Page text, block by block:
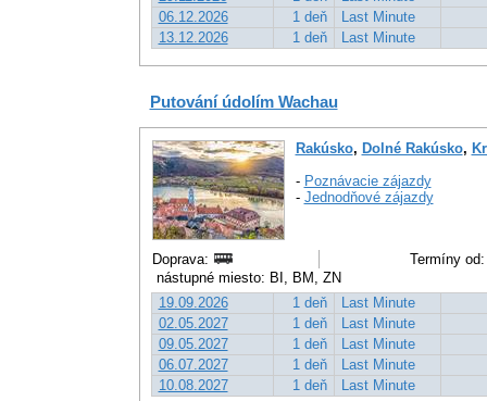
06.12.2026
1 deň
Last Minute
13.12.2026
1 deň Last Minute
Putování údolím Wachau
Rakúsko, Dolné Rakúsko,
- Poznávacie zájazdy
- Jednodňové zájazdy
Doprava:
Termíny
nástupné miesto: BI, BM, ZN
19.09.2026
1 deň
Last Minute
02.05.2027
1 deň
Last Minute
09.05.2027
1 deň
Last Minute
06.07.2027
1 deň
Last Minute
10.08.2027
1 deň Last Minute